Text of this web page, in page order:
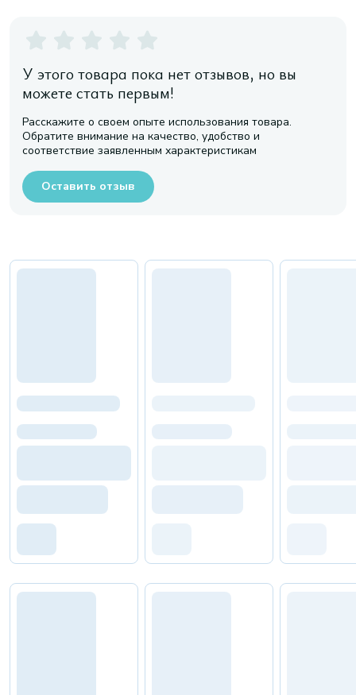
У этого товара пока нет отзывов, но вы
можете стать первым!
Расскажите о своем опыте использования товара.
Обратите внимание на качество, удобство и
соответствие заявленным характеристикам
Оставить отзыв